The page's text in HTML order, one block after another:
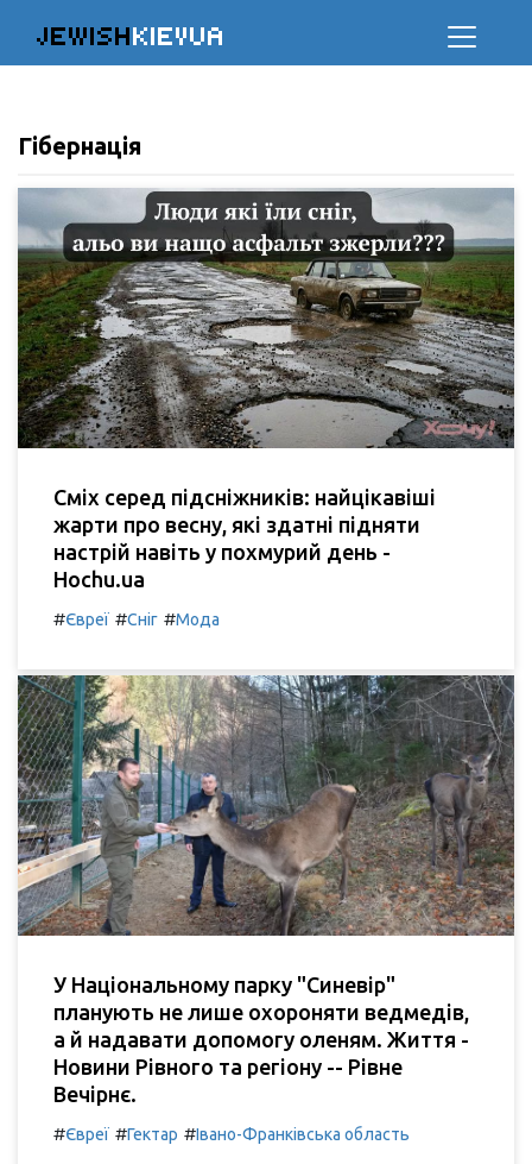
JEWISHKIEVUA
Гібернація
Сміх серед підсніжників: найцікавіші
жарти про весну, які здатні підняти
настрій навіть у похмурий день -
Hochu.ua
#Євреї #Сніг #Мода
У Національному парку "Синевір"
планують не лише охороняти ведмедів,
а й надавати допомогу оленям. Життя -
Новини Рівного та регіону -- Рівне
Вечірнє.
#Євреї #Гектар #Івано-Франківська область